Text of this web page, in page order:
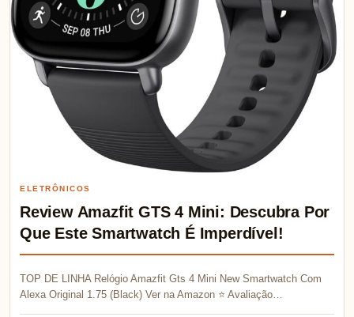
ELETRÔNICOS
Review Amazfit GTS 4 Mini: Descubra Por
Que Este Smartwatch É Imperdível!
TOP DE LINHA Relógio Amazfit Gts 4 Mini New Smartwatch Com
Alexa Original 1.75 (Black) Ver na Amazon ⭐ Avaliação…